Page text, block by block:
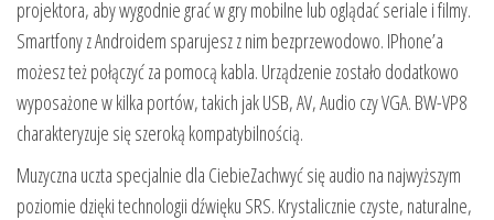
projektora, aby wygodnie grać w gry mobilne lub oglądać seriale i filmy.
Smartfony z Androidem sparujesz z nim bezprzewodowo. IPhone’a
możesz też połączyć za pomocą kabla. Urządzenie zostało dodatkowo
wyposażone w kilka portów, takich jak USB, AV, Audio czy VGA. BW-VP8
charakteryzuje się szeroką kompatybilnością.
Muzyczna uczta specjalnie dla CiebieZachwyć się audio na najwyższym
poziomie dzięki technologii dźwięku SRS. Krystalicznie czyste, naturalne,